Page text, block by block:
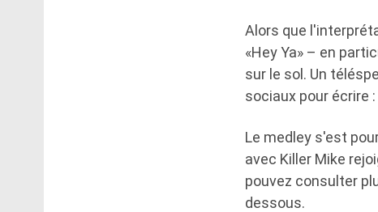
Alors que
«Hey Ya» – en
sur le sol. Un
sociaux pour écrire
Le medley s'est
avec Killer Mike
pouvez consulter
dessous.